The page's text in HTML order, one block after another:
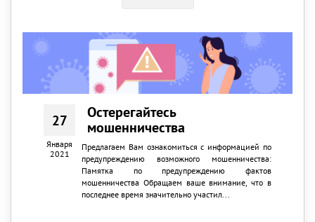
27
Января
2021
Остерегайтесь
мошенничества
Предлагаем Вам ознакомиться с информацией по
предупреждению возможного мошенничества:
Памятка по предупреждению фактов
мошенничества Обращаем ваше внимание, что в
последнее время значительно участил...